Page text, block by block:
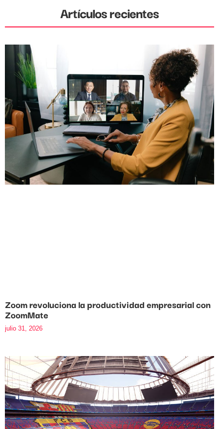
Artículos recientes
Zoom revoluciona la productividad empresarial con
ZoomMate
julio 31, 2026